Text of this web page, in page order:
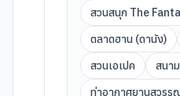
สวนสนุก The
ตลาดฮาน (ดานัง)
สวนเอเปค
สนา
ท่าอากาศยานสุวรร